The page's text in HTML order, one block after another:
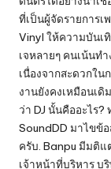
ที่เป็นผู้จัดรายการเ
Vinyl ให้ความบันเ
เจหลายๆ คนเน้นท
เนื่องจากสะดวกใ
งานยังคงเหมือนเดิ
ว่า DJ นั้นคืออะไร?
SoundDD มาไขข้
ครับ. Banpu มีมติ
เจ้าหน้าที่บริหาร บ